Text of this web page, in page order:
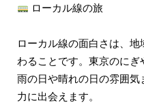
ローカル線の旅
ローカル線の面白さは、
わることです。東京のにぎ
雨の日や晴れの日の雰囲
力に出会えます。